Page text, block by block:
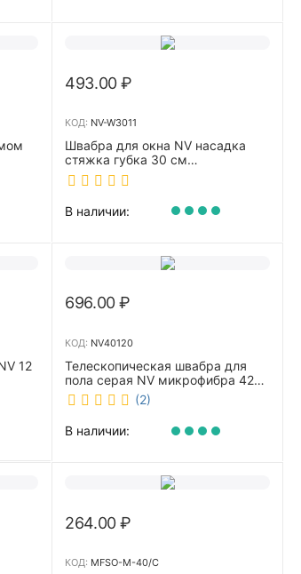
493.00₽
КОД: NV-W3011
Швабра для окна NV насадка
стяжка губка 30 см
телескопическая рукоятка 70-
110 см NV-W3011
В наличии:
12
696.00₽
КОД: NV40120
Телескопическая швабра для
пола серая NV микрофибра 42
см NV40120(2)
В наличии:
264.00₽
КОД: MFSO-M-40/C